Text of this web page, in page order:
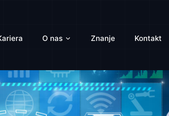
O nas Znanje Kontakt